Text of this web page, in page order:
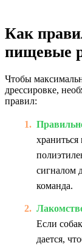
Как
пищевые
Чтобы
дрессировке,
правил:
сигналом
команда.
Если
дается,